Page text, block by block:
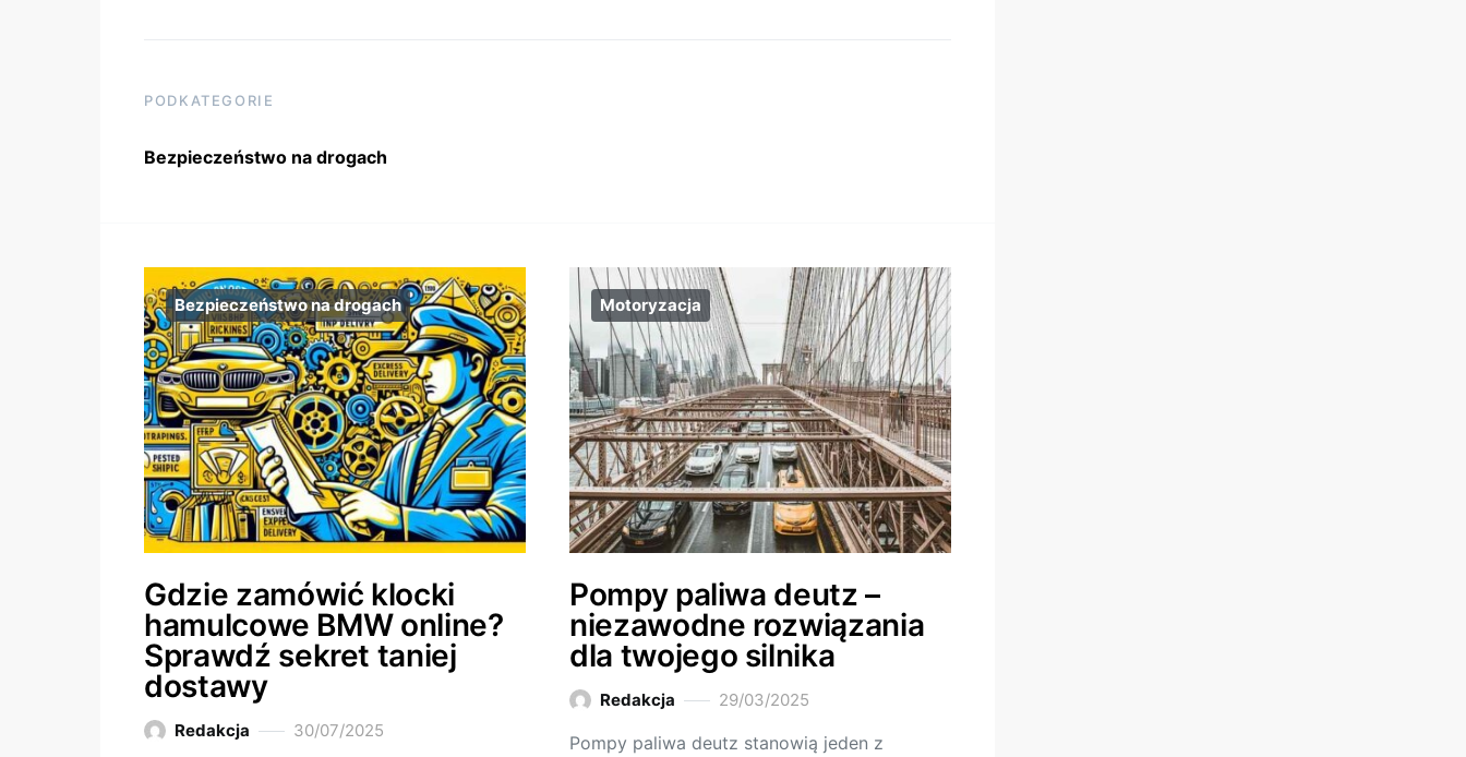
PODKATEGORIE
Bezpieczeństwo na drogach
Bezpieczeństwo na drogach
Gdzie zamówić klocki
hamulcowe BMW online?
Sprawdź sekret taniej
dostawy
Redakcja 30/07/2025
Motoryzacja
Pompy paliwa deutz –
niezawodne rozwiązania
dla twojego silnika
Redakcja 29/03/2025
Pompy paliwa deutz stanowią jeden z